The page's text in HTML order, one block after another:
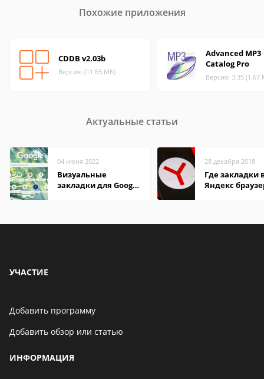
Похожие приложения
CDDB v2.03b
Версия: (11.65 МБ)
Advanced MP3
Catalog Pro
Версия: 3.35 (1.67
Актуальные статьи
04 июня 2022
Визуальные
закладки для Google
28 декабря 2018
Где закладки
Яндекс
УЧАСТИЕ
Добавить программу
Добавить обзор или статью
ИНФОРМАЦИЯ